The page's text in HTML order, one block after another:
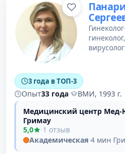
вирусолог
3 года в ТОП-3
Опыт33 года·
ВМИ, 1993 г.
Медицинский центр Мед-
Гримау
5,0
·1 отзыв
Академическая·4 мин·